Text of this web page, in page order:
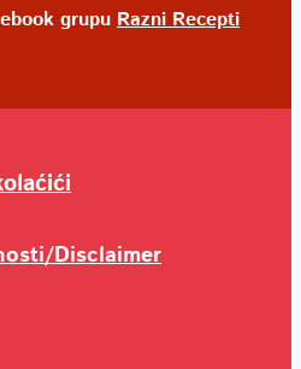
grupu Razni Recepti
Disclaimer